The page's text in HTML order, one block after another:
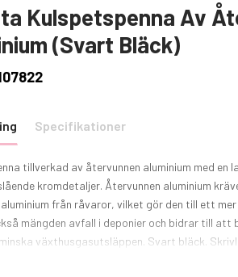
Kulspetspenna Av
(svart Bläck)
Specifikationer
tillverkad av återvunnen aluminium med en
kromdetaljer. Återvunnen aluminium
från råvaror, vilket gör den till ett
mängden avfall i deponier och bidrar till att
växthusgasutsläppen. Svart bläck.